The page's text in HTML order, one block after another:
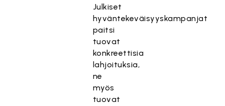
Julkiset
hyväntekeväisyyskampanjat
paitsi
tuovat
konkreettisia
lahjoituksia,
ne
myös
tuovat
l
t
ö
o
n
e
s
t